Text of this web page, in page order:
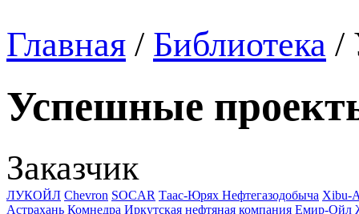
Главная / Библиотека /
Успешные
Заказчик
ЛУКОЙЛ Chevron SOCAR Таас-Юрях Нефтегазодобыча Xibu-
Астрахань Комнедра Иркутская нефтяная компания Емир-Ойл